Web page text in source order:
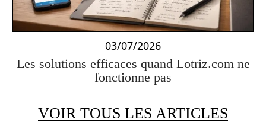
03/07/2026
Les solutions efficaces quand Lotriz.com ne
fonctionne pas
VOIR TOUS LES ARTICLES